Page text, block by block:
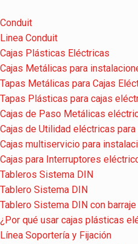
Conduit
Linea Conduit
Cajas Plásticas Eléctricas
Cajas Metálicas para
Tapas Metálicas para Cajas
Tapas Plásticas para cajas
Cajas de Paso Metálicas
Cajas de Utilidad eléctricas
Cajas multiservicio para
Cajas para Interruptores
Tableros Sistema DIN
Tablero Sistema DIN
Tablero Sistema DIN con barraje
¿Por qué usar cajas plásticas
Línea Soportería y Fijación